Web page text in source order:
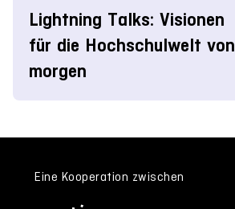
Lightning Talks: Visionen
für die Hochschulwelt von
morgen
Eine Kooperation zwischen